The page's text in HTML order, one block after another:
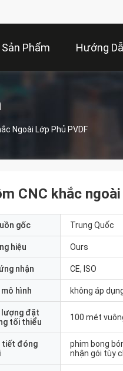
Sản Phẩm Hướng
Ngoài Lớp Phủ PVDF
CNC khắc ngoài
gốc Trung Quốc
hiệu Ours
nhận CE, ISO
mô hình không áp
lượng đặt
tối thiểu
100 mét
tiết đóng
phim bong
nhận gói tùy